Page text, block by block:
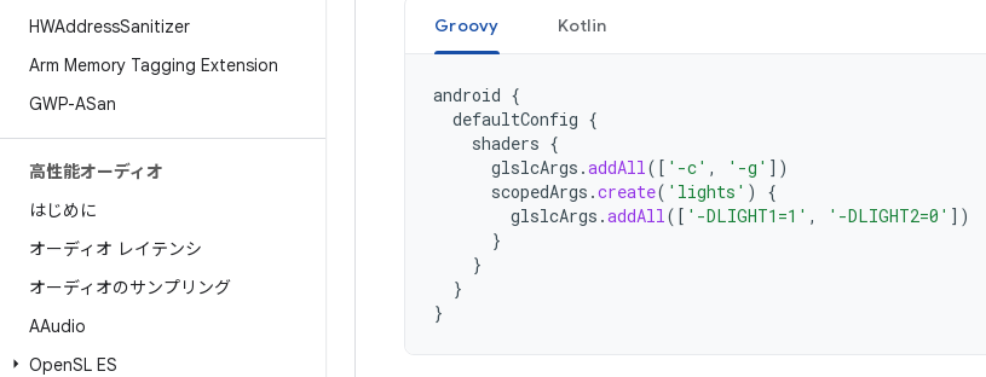
HWAddressSanitizer
Arm Memory Tagging Extension
GWP-ASan
高性能オーディオ
はじめに
オーディオ レイテンシ
オーディオのサンプリング
AAudio
OpenSL ES
Groovy Kotlin
android {
defaultConfig {
shaders {
glslcArgs .addAll([ '-c' , '-g' ])
scopedArgs .create( 'lights' )
{
glslcArgs .addAll([ '-DLIGHT1=1' , '-DLIGHT2=0' ])
}
}
}
}